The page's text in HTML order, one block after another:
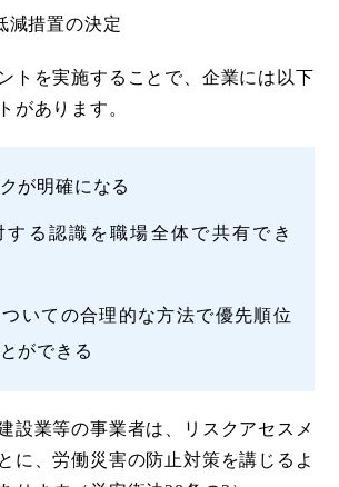
減措置の決定
トを実施することで、企業には以下
があります。
が明確になる
する認識を職場全体で共有でき
いての合理的な方法で優先順位
ができる
設業等の事業者は、リスクアセスメ
に、労働災害の防止対策を講じるよ